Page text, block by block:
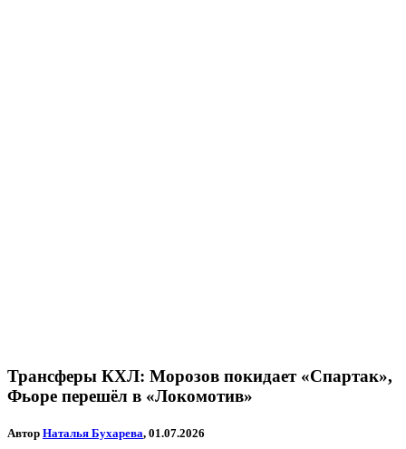
Трансферы КХЛ: Морозов покидает «Спартак»,
Фьоре перешёл в «Локомотив»
Автор Наталья Бухарева, 01.07.2026